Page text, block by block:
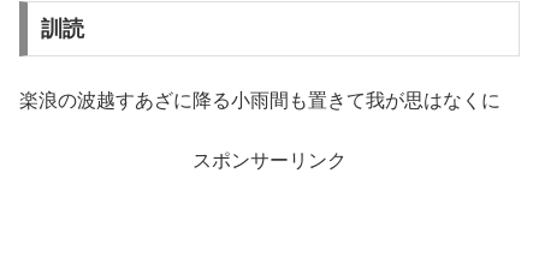
訓読
楽浪の波越すあざに降る小雨間も置きて我が思はなくに
スポンサーリンク